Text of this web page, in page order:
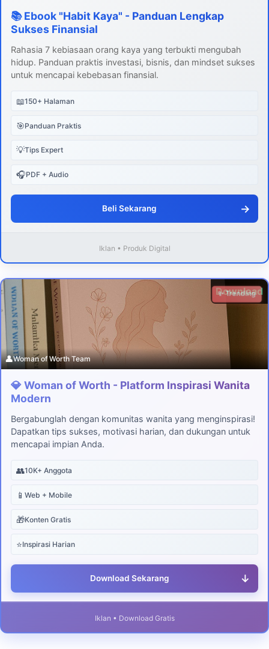
📚 Ebook "Habit Kaya" - Panduan Lengkap
Sukses Finansial
Rahasia 7 kebiasaan orang kaya yang terbukti mengubah
hidup. Panduan praktis investasi, bisnis, dan mindset sukses
untuk mencapai kebebasan finansial.
📖150+ Halaman
🎯Panduan Praktis
💡Tips Expert
🎧PDF + Audio
Beli Sekarang →
Iklan • Produk Digital
Download
✨ Trending
👤Woman of Worth Team
💎 Woman of Worth - Platform Inspirasi Wanita
Modern
Bergabunglah dengan komunitas wanita yang menginspirasi!
Dapatkan tips sukses, motivasi harian, dan dukungan untuk
mencapai impian Anda.
👥10K+ Anggota
📱 Web + Mobile
🎁Konten Gratis
⭐Inspirasi Harian
Download Sekarang ↓
Iklan • Download Gratis